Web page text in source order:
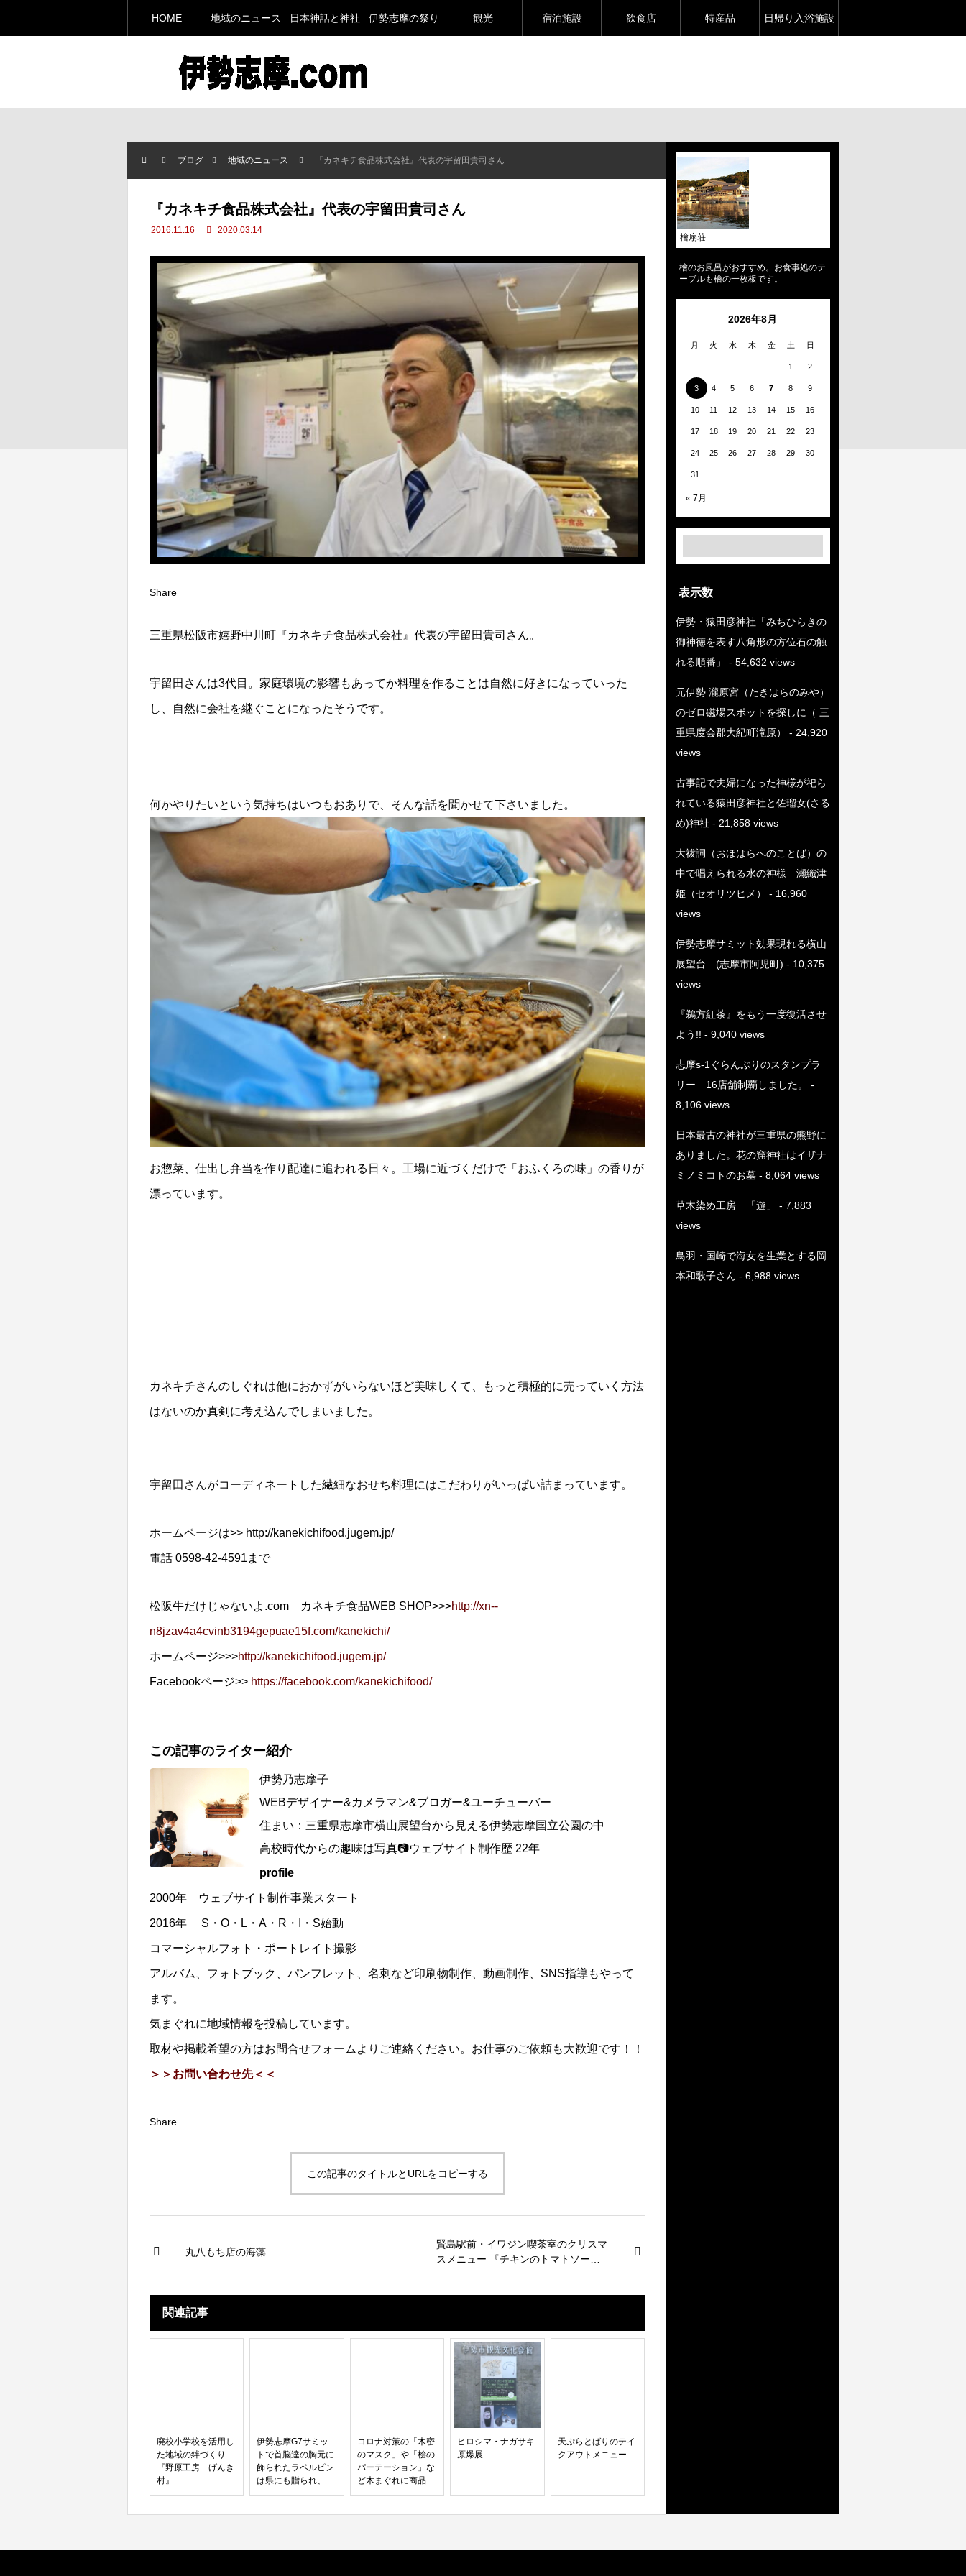
HOME 地域のニュース 日本神話と神社 伊勢志摩の祭り 観光 宿泊施設 飲食店 特産品 日帰り入浴施設
ブログ 地域のニュース 『カネキチ食品株式会社』代表の宇留田貴司さん
『カネキチ食品株式会社』代表の宇留田貴司さん
2016.11.16 2020.03.14
Share
三重県松阪市嬉野中川町『カネキチ食品株式会社』代表の宇留田貴司さん。
宇留田さんは3代目。家庭環境の影響もあってか料理を作ることは自然に好きになっていった
し、自然に会社を継ぐことになったそうです。
何かやりたいという気持ちはいつもおありで、そんな話を聞かせて下さいました。
お惣菜、仕出し弁当を作り配達に追われる日々。工場に近づくだけで「おふくろの味」の香りが
漂っています。
カネキチさんのしぐれは他におかずがいらないほど美味しくて、もっと積極的に売っていく方法
はないのか真剣に考え込んでしまいました。
宇留田さんがコーディネートした繊細なおせち料理にはこだわりがいっぱい詰まっています。
ホームページは>> http://kanekichifood.jugem.jp/
電話 0598-42-4591まで
松阪牛だけじゃないよ.com カネキチ食品WEB SHOP>>>http://xn--
n8jzav4a4cvinb3194gepuae15f.com/kanekichi/
ホームページ>>>http://kanekichifood.jugem.jp/
Facebookページ>> https://facebook.com/kanekichifood/
この記事のライター紹介
伊勢乃志摩子
WEBデザイナー&カメラマン&ブロガー&ユーチューバー
住まい：三重県志摩市横山展望台から見える伊勢志摩国立公園の中
高校時代からの趣味は写真📷ウェブサイト制作歴 22年
profile
2000年 ウェブサイト制作事業スタート
2016年 S・O・L・A・R・I・S始動
コマーシャルフォト・ポートレイト撮影
アルバム、フォトブック、パンフレット、名刺など印刷物制作、動画制作、SNS指導もやって
ます。
気まぐれに地域情報を投稿しています。
取材や掲載希望の方はお問合せフォームよりご連絡ください。お仕事のご依頼も大歓迎です！！
＞＞お問い合わせ先＜＜
Share
この記事のタイトルとURLをコピーする
丸八もち店の海藻
賢島駅前・イワジン喫茶室のクリスマ
スメニュー 『チキンのトマトソー
関連記事
廃校小学校を活用し
た地域の絆づくり
『野原工房 げんき
村』
伊勢志摩G7サミッ
トで首脳達の胸元に
飾られたラペルピン
は県にも贈られ、三
重県庁にて贈呈式
コロナ対策の「木密
のマスク」や「桧の
パーテーション」な
ど木まぐれに商品開
発を進める。ん？木
ヒロシマ・ナガサキ
原爆展
天ぷらとばりのテイ
クアウトメニュー
檜扇荘
檜のお風呂がおすすめ。お食事処のテ
ーブルも檜の一枚板です。
2026年8月
月 火 水 木 金 土 日
1 2
3 4 5 6 7 8 9
10 11 12 13 14 15 16
17 18 19 20 21 22 23
24 25 26 27 28 29 30
31
« 7月
表示数
伊勢・猿田彦神社「みちひらきの
御神徳を表す八角形の方位石の触
れる順番」
- 54,632 views
元伊勢 瀧原宮（たきはらのみや）
のゼロ磁場スポットを探しに（ 三
重県度会郡大紀町滝原）
- 24,920
views
古事記で夫婦になった神様が祀ら
れている猿田彦神社と佐瑠女(さる
め)神社 - 21,858 views
大祓詞（おほはらへのことば）の
中で唱えられる水の神様 瀬織津
姫（セオリツヒメ）
- 16,960
views
伊勢志摩サミット効果現れる横山
展望台 (志摩市阿児町) - 10,375
views
『鵜方紅茶』をもう一度復活させ
よう!! - 9,040 views
志摩s-1ぐらんぷりのスタンプラ
リー 16店舗制覇しました。
-
8,106 views
日本最古の神社が三重県の熊野に
ありました。花の窟神社はイザナ
ミノミコトのお墓- 8,064 views
草木染め工房 「遊」
- 7,883
views
鳥羽・国崎で海女を生業とする岡
本和歌子さん - 6,988 views